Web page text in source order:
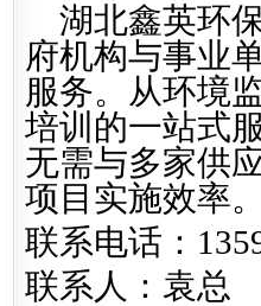
湖北鑫英环
府机构与事业
服务。从环境
培训的一站式
无需与多家供
项目实施效率
联系电话：
联系人：袁总